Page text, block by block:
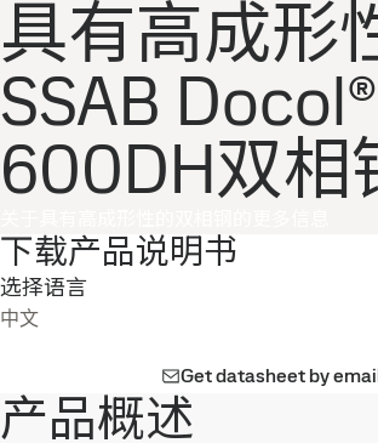
具有高成形
SSAB Docol®
600DH双相
下载产品说明书
选择语言
中文
Get datasheet by
产品概述